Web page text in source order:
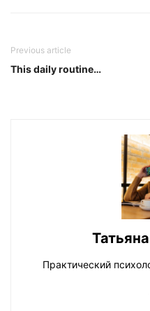
Previous article
This daily routine…
Практический